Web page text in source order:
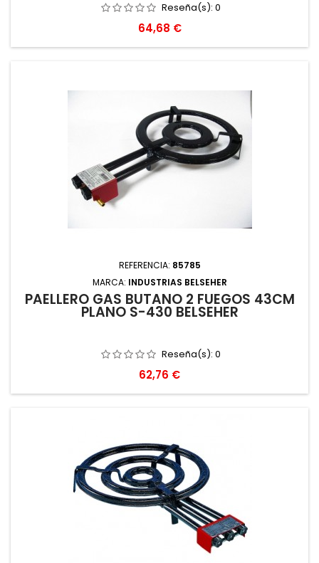
Reseña(s): 0
Precio
64,68 €
REFERENCIA: 85785
MARCA: INDUSTRIAS BELSEHER
PAELLERO GAS BUTANO 2 FUEGOS 43CM
PLANO S-430 BELSEHER
Reseña(s): 0
Precio
62,76 €